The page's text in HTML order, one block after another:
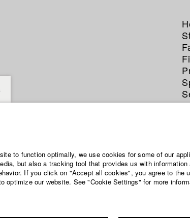
to function optimally, we use cookies for some of our
but also a tracking tool that provides us with
If you click on "Accept all cookies", you agree to the
optimize our website. See "Cookie Settings" for more